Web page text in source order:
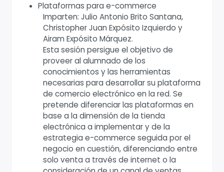
Plataformas para e-commerce
Imparten: Julio Antonio Brito Santana,
Christopher Juan Expósito Izquierdo y
Airam Expósito Márquez.
Esta sesión persigue el objetivo de
proveer al alumnado de los
conocimientos y las herramientas
necesarias para desarrollar su plataforma
de comercio electrónico en la red. Se
pretende diferenciar las plataformas en
base a la dimensión de la tienda
electrónica a implementar y de la
estrategia e-commerce seguida por el
negocio en cuestión, diferenciando entre
solo venta a través de internet o la